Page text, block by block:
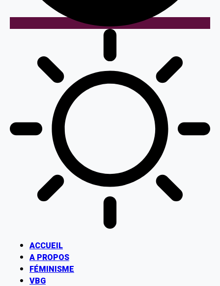
ACCUEIL
A PROPOS
FÉMINISME
VBG